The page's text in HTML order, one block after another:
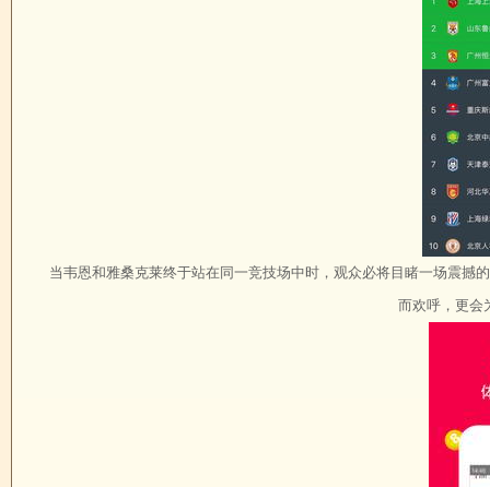
当韦恩和雅桑克莱终于站在同一竞技场中时，观众必将目睹一场震撼
而欢呼，更会